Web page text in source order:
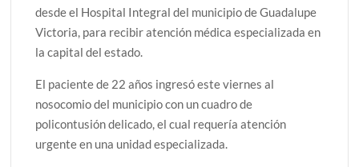
desde el Hospital Integral del municipio de Guadalupe
Victoria, para recibir atención médica especializada en
la capital del estado.
El paciente de 22 años ingresó este viernes al
nosocomio del municipio con un cuadro de
policontusión delicado, el cual requería atención
urgente en una unidad especializada.